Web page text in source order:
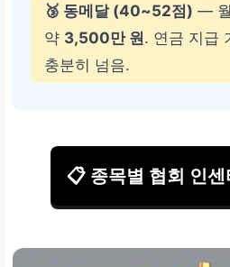
🥉 동메달 (40~52점) — 월
약 3,500만 원. 연금 지급
충분히 넘음.
📋 종목별 협회 인